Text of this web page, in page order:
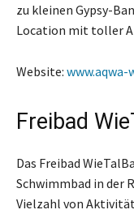
zu kleinen Gypsy-
Location mit toller
Website: www.aqwa-
Freibad
Das Freibad
Schwimmbad in der
Vielzahl von